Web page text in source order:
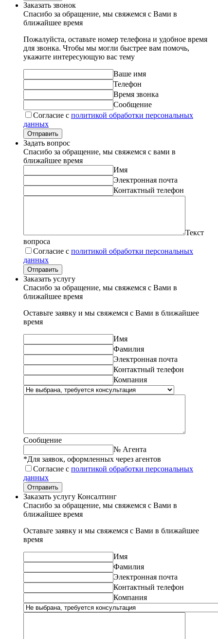
Заказать звонок
Спасибо за обращение, мы свяжемся с Вами в
ближайшее время
Пожалуйста, оставьте номер телефона и удобное время
для звонка. Чтобы мы могли быстрее вам помочь,
укажите интересующую вас тему
Ваше имя
Телефон
Время звонка
Сообщение
Согласие с политикой обработки персональных
данных
Отправить
Задать вопрос
Спасибо за обращение, мы свяжемся с вами в
ближайшее время
Имя
Электронная почта
Контактный телефон
Текст
вопроса
Согласие с политикой обработки персональных
данных
Отправить
Заказать услугу
Спасибо за обращение, мы свяжемся с Вами в
ближайшее время
Оставьте заявку и мы свяжемся с Вами в ближайшее
время
Имя
Фамилия
Электронная почта
Контактный телефон
Компания
Сообщение
№ Агента
*Для заявок, оформленных через агентов
Согласие с политикой обработки персональных
данных
Отправить
Заказать услугу Консалтинг
Спасибо за обращение, мы свяжемся с Вами в
ближайшее время
Оставьте заявку и мы свяжемся с Вами в ближайшее
время
Имя
Фамилия
Электронная почта
Контактный телефон
Компания